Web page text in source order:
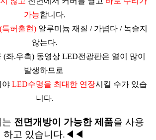
가능합니다.
(특허출현) 알루미늄 재질 / 가볍다 / 녹슬지
않는다.
(좌.우측) 동영상 LED전광판은 열이 많이
발생하므로
야 LED수명을 최대한 연장시킬 수가 있습
니다.
전면개방이 가능한 제품을 사용
하고 있습니다.◀◀